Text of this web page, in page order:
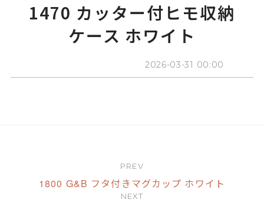
1470 カッター付ヒモ収納
ケース ホワイト
2026-03-31 00:00
PREV
1800 G&B フタ付きマグカップ ホワイト
NEXT